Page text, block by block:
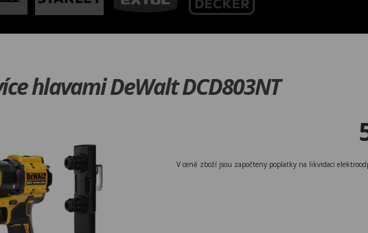
hlavami DeWalt DCD803NT
V ceně zboží jsou započteny poplatky na likvidaci